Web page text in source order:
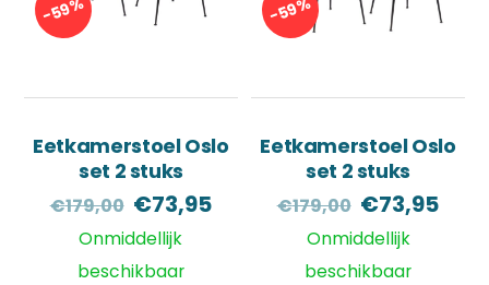
-59%
Eetkamerstoel Oslo
set 2 stuks
€179,00 Oorspronkelijke
prijs
was:
€73,95Huidige
Onmiddellijk
beschikbaar
-59%
Eetkamerstoel Oslo
set 2 stuks
€179,00
prijs
was:
€73,95
Onmiddellijk
beschikbaar